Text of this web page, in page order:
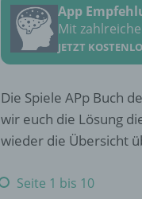
App
Mit
JETZT
Die Spiele APp Buch
wir euch die Lösung
wieder die Übersicht
Seite 1 bis 10